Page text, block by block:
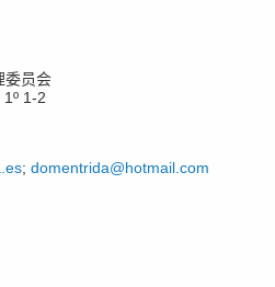
委员会
1-2
; domentrida@hotmail.com